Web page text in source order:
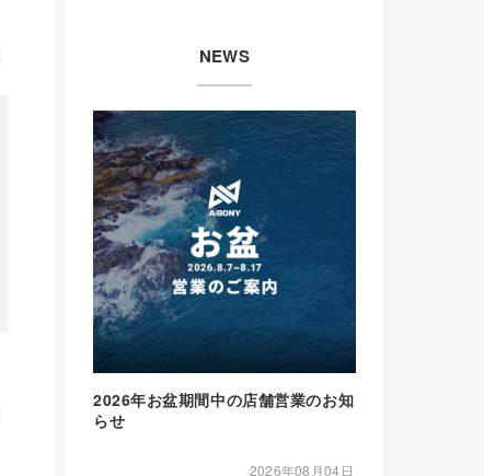
NEWS
2026年お盆期間中の店舗営業のお知
らせ
2026年08月04日